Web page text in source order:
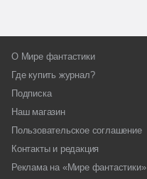
О Мире фантастики
Где купить журнал?
Подписка
Наш магазин
Пользовательское соглашение
Контакты и редакция
Реклама на «Мире фантастики»